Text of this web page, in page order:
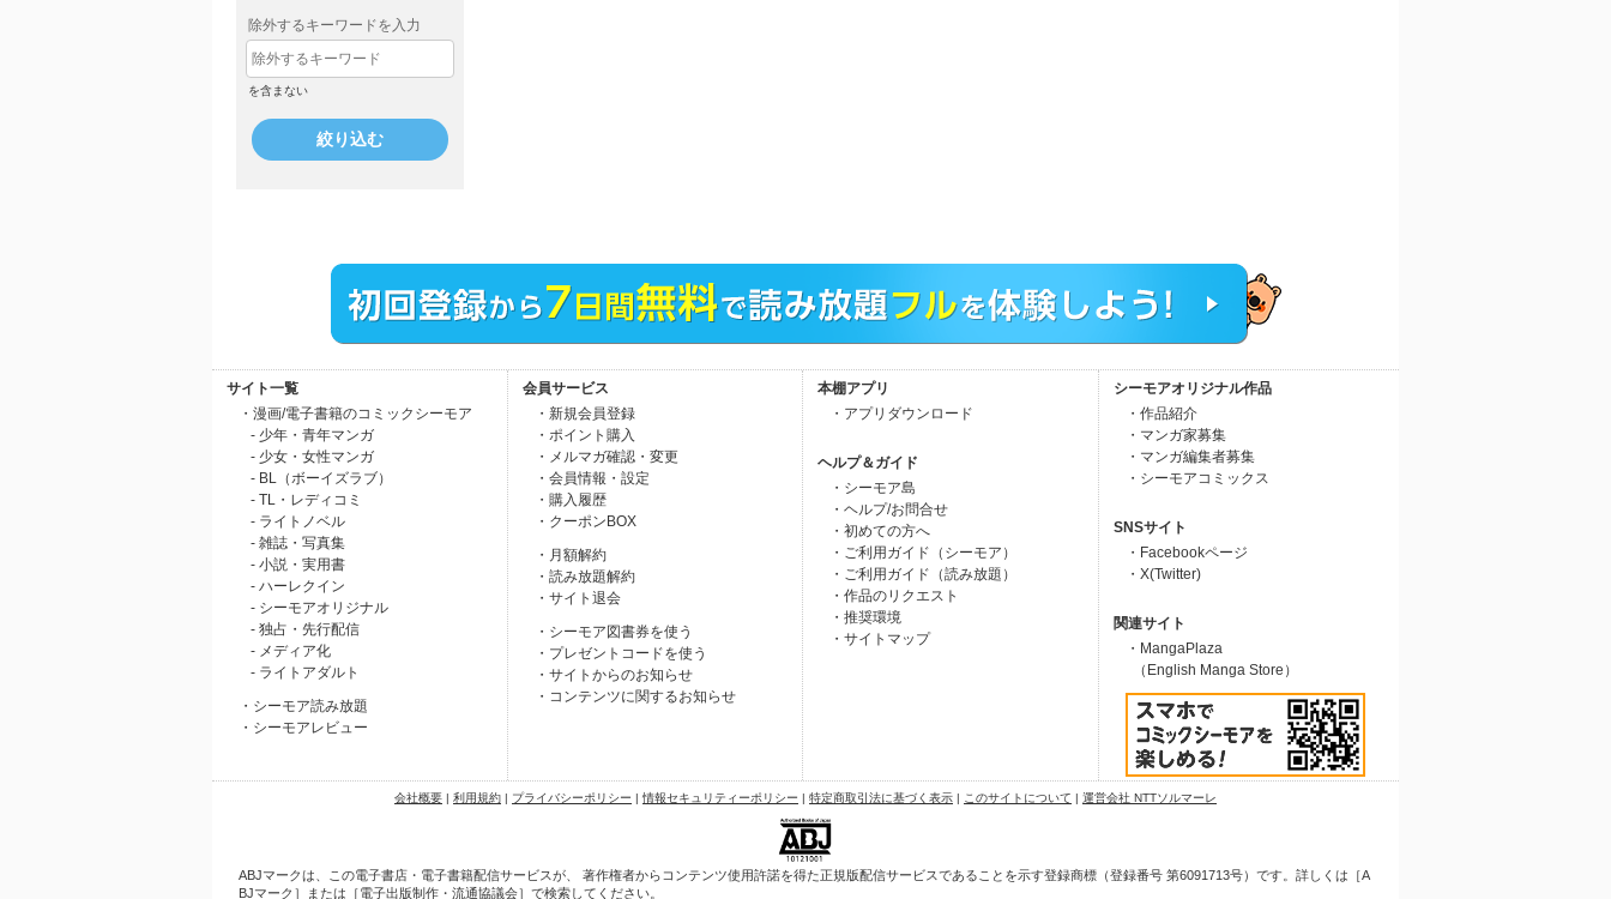
除外するキーワードを入力
を含まない
絞り込む
サイト一覧
・漫画/電子書籍のコミックシーモア
- 少年・青年マンガ
- 少女・女性マンガ
- BL（ボーイズラブ）
- TL・レディコミ
- ライトノベル
- 雑誌・写真集
- 小説・実用書
- ハーレクイン
- シーモアオリジナル
- 独占・先行配信
- メディア化
- ライトアダルト
・シーモア読み放題
・シーモアレビュー
会員サービス
・新規会員登録
・ポイント購入
・メルマガ確認・変更
・会員情報・設定
・購入履歴
・クーポンBOX
・月額解約
・読み放題解約
・サイト退会
・シーモア図書券を使う
・プレゼントコードを使う
・サイトからのお知らせ
・コンテンツに関するお知らせ
本棚アプリ
・アプリダウンロード
ヘルプ＆ガイド
・シーモア島
・ヘルプ/お問合せ
・初めての方へ
・ご利用ガイド（シーモア）
・ご利用ガイド（読み放題）
・作品のリクエスト
・推奨環境
・サイトマップ
シーモアオリジナル作品
・作品紹介
・マンガ家募集
・マンガ編集者募集
・シーモアコミックス
SNSサイト
・Facebookページ
・X(Twitter)
関連サイト
・MangaPlaza
（English Manga Store）
会社概要 | 利用規約 | プライバシーポリシー | 情報セキュリティーポリシー | 特定商取引法に基づく表示 | このサイトについて | 運営会社 NTTソルマーレ
ABJマークは、この電子書店・電子書籍配信サービスが、 著作権者からコンテンツ使用許諾を得た正規版配信サービスであることを示す登録商標（登録番号 第6091713号）です。詳しくは［A
BJマーク］または［電子出版制作・流通協議会］で検索してください。